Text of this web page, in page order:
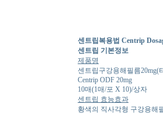
센트립복용법 Centrip
센트립 기본정보
제품명
센트립구강용해필름20mg(
Centrip ODF 20mg
10매(1매/포 X 10)/상자
센트립 효능효과
황색의 직사각형 구강용해